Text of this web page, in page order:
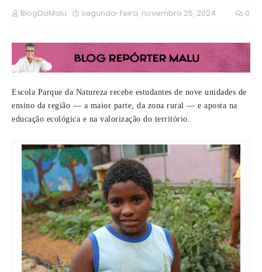
BlogDaMalu segunda-feira, novembro 25, 2024 0
Escola Parque da Natureza recebe estudantes de nove unidades de
ensino da região — a maior parte, da zona rural — e aposta na
educação ecológica e na valorização do território.